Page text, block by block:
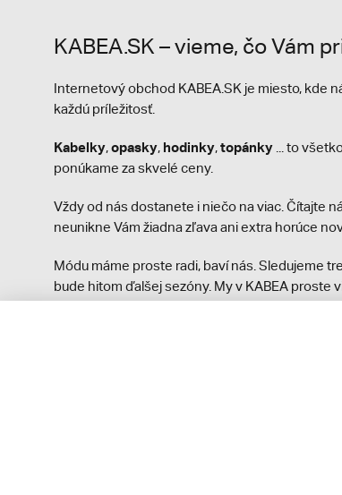
KABEA.SK – vieme, čo Vám
Internetový obchod KABEA.SK je miesto, kde
každú príležitosť.
Kabelky,opasky, hodinky,topánky ... to
ponúkame za skvelé ceny.
Vždy od nás dostanete i niečo na viac. Čítajte
neunikne Vám žiadna zľava ani extra horúce
Módu máme proste radi, baví nás. Sledujeme
bude hitom ďalšej sezóny. My v KABEA proste